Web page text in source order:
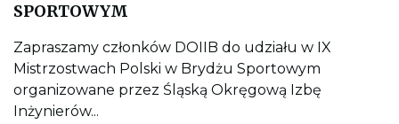
SPORTOWYM
IX
MISTRZOSTWA
POLSKI
W
BRYDŻU
Zapraszamy członków DOIIB do udziału w IX
Mistrzostwach Polski w Brydżu Sportowym
organizowane przez Śląską Okręgową Izbę
Inżynierów...